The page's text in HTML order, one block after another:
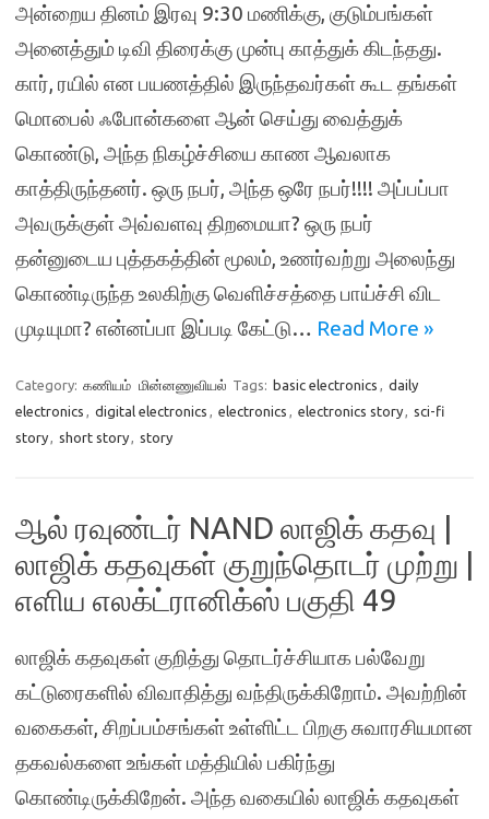
அன்றைய தினம் இரவு 9:30 மணிக்கு, குடும்பங்கள்
அனைத்தும் டிவி திரைக்கு முன்பு காத்துக் கிடந்தது.
கார், ரயில் என பயணத்தில் இருந்தவர்கள் கூட தங்கள்
மொபைல் ஃபோன்களை ஆன் செய்து வைத்துக்
கொண்டு, அந்த நிகழ்ச்சியை காண ஆவலாக
காத்திருந்தனர். ஒரு நபர், அந்த ஒரே நபர்!!!! அப்பப்பா
அவருக்குள் அவ்வளவு திறமையா? ஒரு நபர்
தன்னுடைய புத்தகத்தின் மூலம், உணர்வற்று அலைந்து
கொண்டிருந்த உலகிற்கு வெளிச்சத்தை பாய்ச்சி விட
முடியுமா? என்னப்பா இப்படி கேட்டு… Read More »
Category: கணியம் மின்னணுவியல் Tags: basic electronics , daily
electronics , digital electronics , electronics , electronics story, sci-fi
story, short story, story
ஆல் ரவுண்டர் NAND லாஜிக் கதவு |
லாஜிக் கதவுகள் குறுந்தொடர் முற்று |
எளிய எலக்ட்ரானிக்ஸ் பகுதி 49
லாஜிக் கதவுகள் குறித்து தொடர்ச்சியாக பல்வேறு
கட்டுரைகளில் விவாதித்து வந்திருக்கிறோம். அவற்றின்
வகைகள், சிறப்பம்சங்கள் உள்ளிட்ட பிறகு சுவாரசியமான
தகவல்களை உங்கள் மத்தியில் பகிர்ந்து
கொண்டிருக்கிறேன். அந்த வகையில் லாஜிக் கதவுகள்